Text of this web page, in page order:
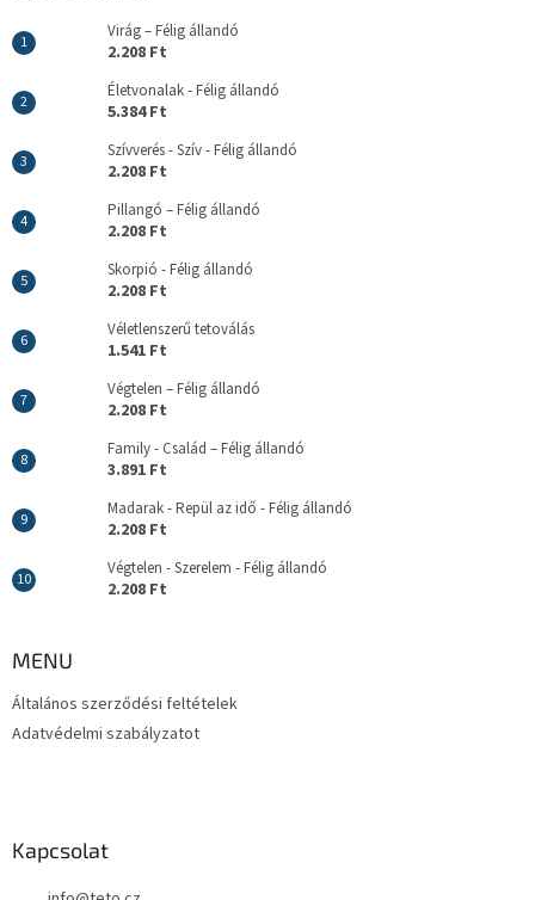
Virág – Félig állandó
2.208 Ft
Életvonalak - Félig állandó
5.384 Ft
Szívverés - Szív - Félig állandó
2.208 Ft
Pillangó – Félig állandó
2.208 Ft
Skorpió - Félig állandó
2.208 Ft
Véletlenszerű tetoválás
1.541 Ft
Végtelen – Félig állandó
2.208 Ft
Family - Család – Félig állandó
3.891 Ft
Madarak - Repül az idő - Félig állandó
2.208 Ft
Végtelen - Szerelem - Félig állandó
2.208 Ft
MENU
Általános szerződési feltételek
Adatvédelmi szabályzatot
Kapcsolat